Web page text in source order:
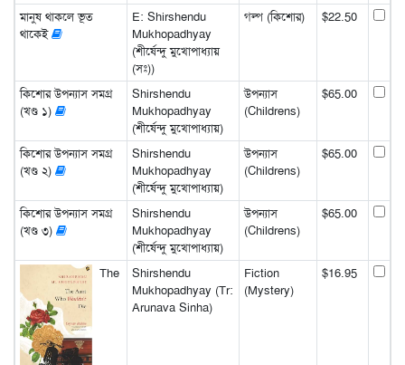
মানুষ থাকলে ভূত
থাকেই
E: Shirshendu
Mukhopadhyay
(শীর্ষেন্দু মুখোপাধ্যায়
(সঃ))
গল্প (কিশোর) $22.50
কিশোর উপন্যাস সমগ্র
(খণ্ড ১)
Shirshendu
Mukhopadhyay
(শীর্ষেন্দু মুখোপাধ্যায়)
উপন্যাস
(Childrens)
$65.00
কিশোর উপন্যাস সমগ্র
(খণ্ড ২)
Shirshendu
Mukhopadhyay
(শীর্ষেন্দু মুখোপাধ্যায়)
উপন্যাস
(Childrens)
$65.00
কিশোর উপন্যাস সমগ্র
(খণ্ড ৩)
Shirshendu
Mukhopadhyay
(শীর্ষেন্দু মুখোপাধ্যায়)
উপন্যাস
(Childrens)
$65.00
The
Shirshendu
Mukhopadhyay (Tr:
Arunava Sinha)
Fiction
(Mystery)
$16.95